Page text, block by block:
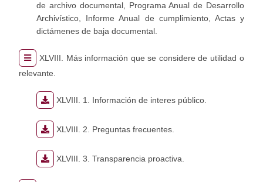
de archivo documental, Programa Anual de Desarrollo
Archivístico, Informe Anual de cumplimiento, Actas y
dictámenes de baja documental.
XLVIII. Más información que se considere de utilidad o
relevante.
XLVIII. 1. Información de interes público.
XLVIII. 2. Preguntas frecuentes.
XLVIII. 3. Transparencia proactiva.